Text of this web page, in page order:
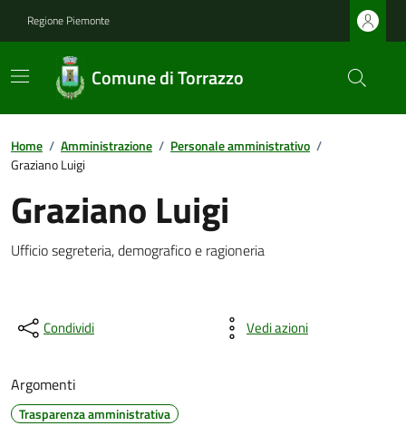
Regione Piemonte
Comune di Torrazzo
Home / Amministrazione / Personale amministrativo /
Graziano Luigi
Graziano Luigi
Ufficio segreteria, demografico e ragioneria
Condividi Vedi azioni
Argomenti
Trasparenza amministrativa